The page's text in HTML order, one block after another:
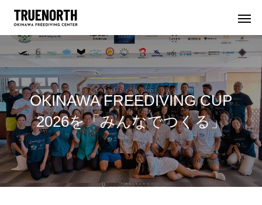
OKINAWA FREEDIVING CUP
2026を「みんなでつくる」